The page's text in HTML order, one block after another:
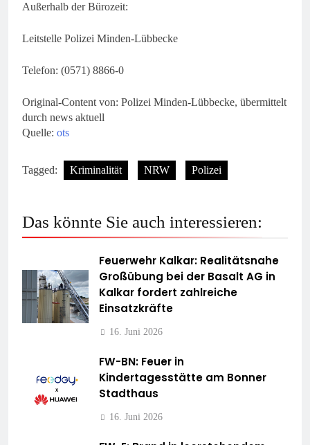
Außerhalb der Bürozeit:
Leitstelle Polizei Minden-Lübbecke
Telefon: (0571) 8866-0
Original-Content von: Polizei Minden-Lübbecke, übermittelt
durch news aktuell
Quelle: ots
Tagged: Kriminalität NRW Polizei
Das könnte Sie auch interessieren:
Feuerwehr Kalkar: Realitätsnahe
Großübung bei der Basalt AG in
Kalkar fordert zahlreiche
Einsatzkräfte
16. Juni 2026
FW-BN: Feuer in
Kindertagesstätte am Bonner
Stadthaus
16. Juni 2026